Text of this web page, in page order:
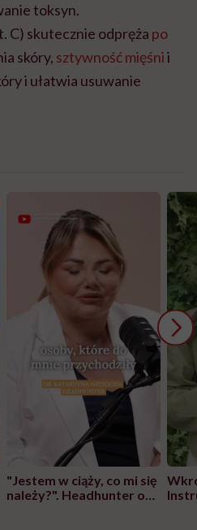
toksyn.
C) skutecznie odpręża po
skóry, sztywność mięśnii
i ułatwia usuwanie
"Jestem w ciąży, co mi się
należy?". Headhunter o